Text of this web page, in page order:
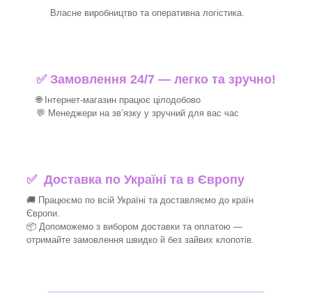
Власне виробництво та оперативна логістика.
✅ Замовлення 24/7 — легко та зручно!
🌐 Інтернет-магазин працює цілодобово
💬 Менеджери на зв’язку у зручний для вас час
✅Доставка по Україні та в Європу
🚚 Працюємо по всій Україні та доставляємо до країн
Європи.
📦 Допоможемо з вибором доставки та оплатою —
отримайте замовлення швидко й без зайвих клопотів.